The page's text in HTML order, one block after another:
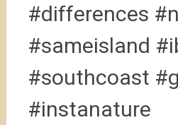
#differences
#sameisland
#southcoast
#instanature